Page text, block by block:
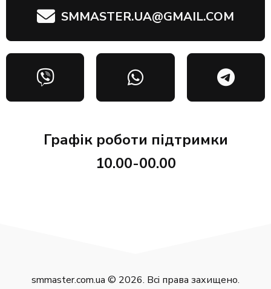
SMMASTER.UA@GMAIL.COM
Графік роботи підтримки
10.00-00.00
smmaster.com.ua © 2026. Всі права захищено.